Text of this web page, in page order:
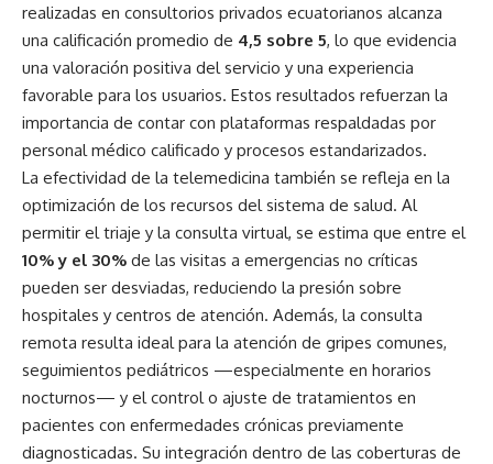
realizadas en consultorios privados ecuatorianos alcanza
una calificación promedio de 4,5 sobre 5, lo que evidencia
una valoración positiva del servicio y una experiencia
favorable para los usuarios. Estos resultados refuerzan la
importancia de contar con plataformas respaldadas por
personal médico calificado y procesos estandarizados.
La efectividad de la telemedicina también se refleja en la
optimización de los recursos del sistema de salud. Al
permitir el triaje y la consulta virtual, se estima que entre el
10% y el 30% de las visitas a emergencias no críticas
pueden ser desviadas, reduciendo la presión sobre
hospitales y centros de atención. Además, la consulta
remota resulta ideal para la atención de gripes comunes,
seguimientos pediátricos —especialmente en horarios
nocturnos— y el control o ajuste de tratamientos en
pacientes con enfermedades crónicas previamente
diagnosticadas. Su integración dentro de las coberturas de